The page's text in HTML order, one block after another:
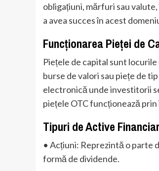
obligațiuni, mărfuri sau
a avea succes în acest
Funcționarea Pieței de
Piețele de capital sunt
burse de valori sau piețe de
electronică unde investitorii
piețele OTC funcționează
Tipuri de Active
• Acțiuni: Reprezintă o parte
formă de dividende.